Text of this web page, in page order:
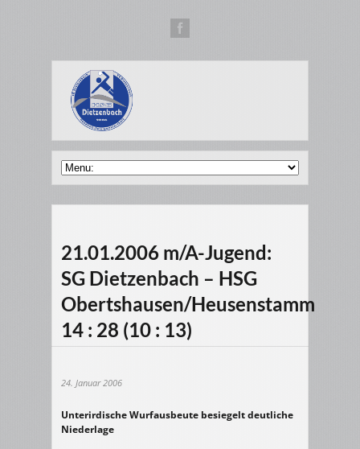
21.01.2006 m/A-Jugend:
SG Dietzenbach – HSG
Obertshausen/Heusenstamm
14 : 28 (10 : 13)
24. Januar 2006
Unterirdische Wurfausbeute besiegelt deutliche
Niederlage